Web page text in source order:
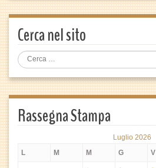
Cerca nel sito
Rassegna Stampa
Luglio 2026
L
M M G V